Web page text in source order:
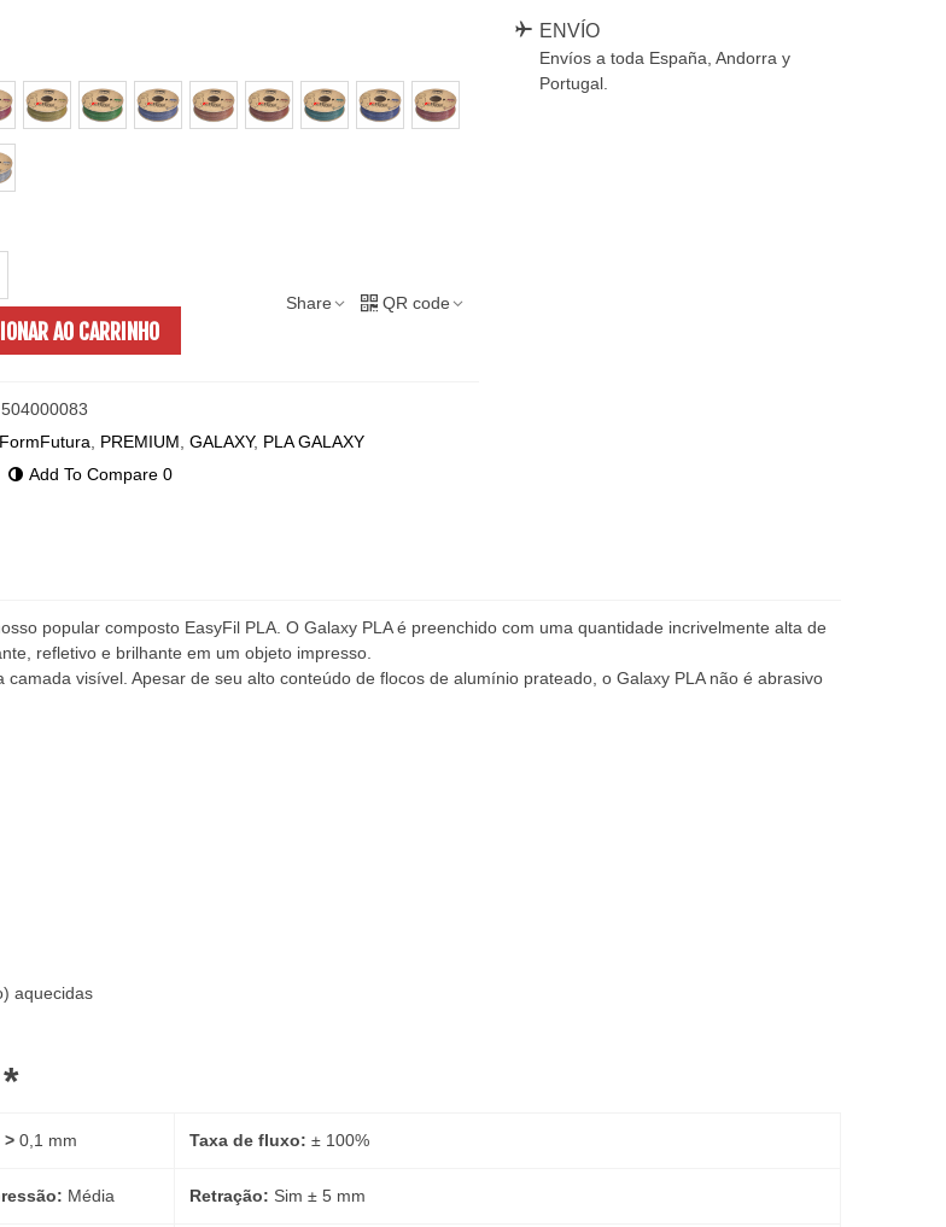
Calixto
Yellow
Emerald
Green
Gemini
Blue
Jupiter
Brown
Mercury
Brown
Opal
Green
Orion
Blue
Ruby
Red
AO CARRINHO
Share QR code
504000083
FormFutura PREMIUM GALAXY, PLA GALAXY
Add To Compare 0
ENVÍO
Envíos a toda España, Andorra y
Portugal.
popular composto EasyFil PLA. O Galaxy PLA é preenchido com uma quantidade incrivelmente alta de
refletivo e brilhante em um objeto impresso.
visível. Apesar de seu alto conteúdo de flocos de alumínio prateado, o Galaxy PLA não é abrasivo
aquecidas
> 0,1 mm Taxa de fluxo: ± 100%
Média Retração: Sim ± 5 mm